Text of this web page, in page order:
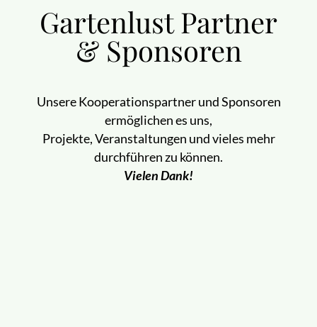
Gartenlust Partner
& Sponsoren
Unsere Kooperationspartner und Sponsoren
ermöglichen es uns,
Projekte, Veranstaltungen und vieles mehr
durchführen zu können.
Vielen Dank!